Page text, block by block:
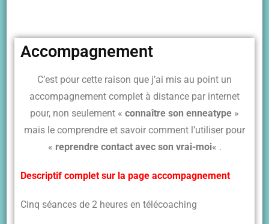
Accompagnement
C’est pour cette raison que j’ai mis au point un
accompagnement complet à distance par internet
pour, non seulement « connaître son enneatype »
mais le comprendre et savoir comment l’utiliser pour
« reprendre contact avec son vrai-moi« .
Descriptif complet sur la page accompagnement
Cinq séances de 2 heures en télécoaching